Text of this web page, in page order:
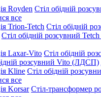
Royden Стіл обідній
все
Trion-Tetch Стіл обідній
Стіл обідній розсувний
Laxar-Vito Стіл обідній
розсувний Vito (ЛДСП)
Kline Стіл обідній
все
Korsar Стіл-трансформер